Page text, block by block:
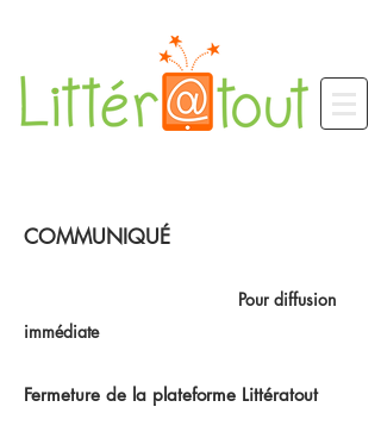
COMMUNIQUÉ
Pour diffusion
immédiate
​Fermeture de la plateforme Littératout